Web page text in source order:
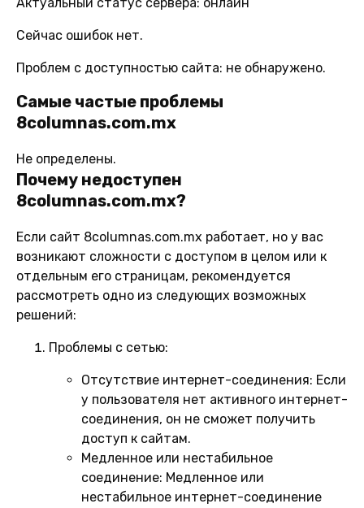
Сейчас ошибок нет.
Проблем с доступностью сайта: не обнаружено.
Самые частые проблемы
8columnas.com.mx
Не определены.
Почему недоступен
8columnas.com.mx?
Если сайт 8columnas.com.mx работает, но у вас
возникают сложности с доступом в целом или к
отдельным его страницам, рекомендуется
рассмотреть одно из следующих возможных
решений:
Проблемы с сетью:
Отсутствие интернет-соединения: Если
у пользователя нет активного интернет-
соединения, он не сможет получить
доступ к сайтам.
Медленное или нестабильное
соединение: Медленное или
нестабильное интернет-соединение